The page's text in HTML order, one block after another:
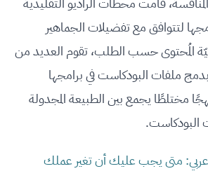
لتتوافق مع تفضيلات الجماهير
المُحتوى حسب الطلب، تقوم العديد من
ملفات البودكاست في برامجها
مختلطًا يجمع بين الطبيعة المجدولة
البودكاست.
متى يجب عليك أن تغير عملك